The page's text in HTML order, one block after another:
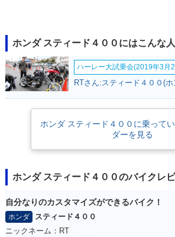
1995年 STEED 400
1994年 STEED 400
フラットバータイ
ホンダ スティード４００にはこんな
ハーレー大試乗会(2019年3月
RTさん:スティード４００(ホ
ホンダ スティード４００に乗って
ダーを見る
ホンダ スティード４００のバイクレ
自分なりのカスタマイズができるバイク！
ホンダ
スティード４００
ニックネーム：RT